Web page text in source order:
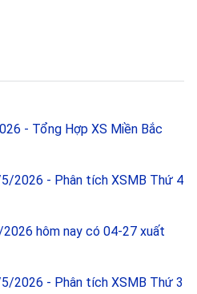
- Tổng Hợp XS Miền Bắc
2026 - Phân tích XSMB Thứ 4
2026 hôm nay có 04-27 xuất
2026 - Phân tích XSMB Thứ 3